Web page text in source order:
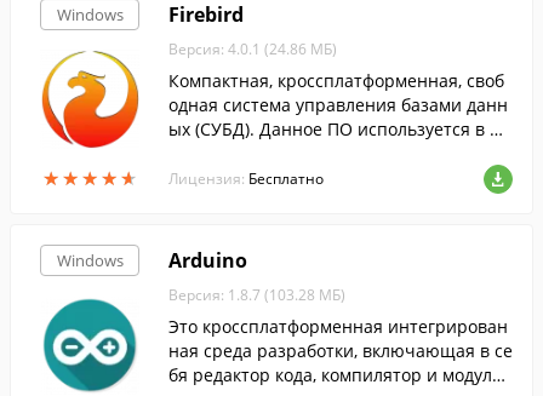
Windows
★★★★★
★★★★★
Firebird
Версия: 4.0.1 (24.86 МБ)
Компактная, кроссплатформенная, своб
одная система управления базами данн
ых (СУБД). Данное ПО используется в ра
Лицензия: Бесплатно
Windows Arduino
Версия: 1.8.7 (103.28 МБ)
Это кроссплатформенная интегрирован
ная среда разработки, включающая в се
бя редактор кода, компилятор и модуль